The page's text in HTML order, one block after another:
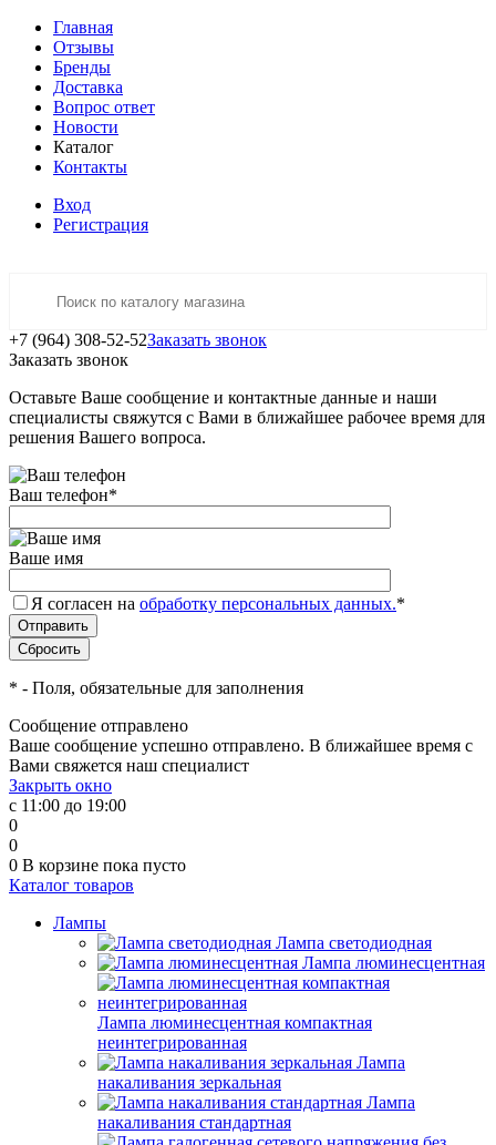
Главная
Отзывы
Бренды
Доставка
Вопрос ответ
Новости
Каталог
Контакты
Вход
Регистрация
+7 (964) 308-52-52Заказать звонок
Заказать звонок
Оставьте Ваше сообщение и контактные данные и наши
специалисты свяжутся с Вами в ближайшее рабочее время для
решения Вашего вопроса.
Ваш телефон*
Ваше имя
Я согласен на обработку персональных данных.*
* - Поля, обязательные для заполнения
Сообщение отправлено
Ваше сообщение успешно отправлено. В ближайшее время с
Вами свяжется наш специалист
Закрыть окно
с 11:00 до 19:00
0
0
0 В корзине пока пусто
Каталог товаров
Лампы
Лампа светодиодная
Лампа люминесцентная
Лампа люминесцентная компактная
неинтегрированная
Лампа
накаливания зеркальная
Лампа
накаливания стандартная